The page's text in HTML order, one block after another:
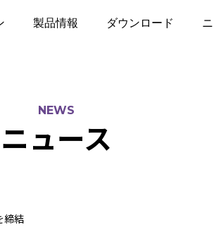
製品情報 ダウンロード
NEWS
ニュース
締結